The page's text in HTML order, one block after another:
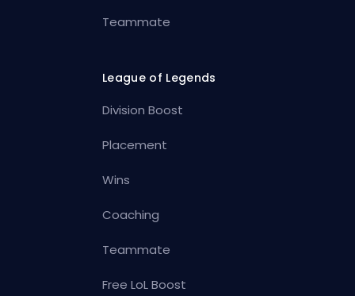
Teammate
League of Legends
Division Boost
Placement
Wins
Coaching
Teammate
Free LoL Boost